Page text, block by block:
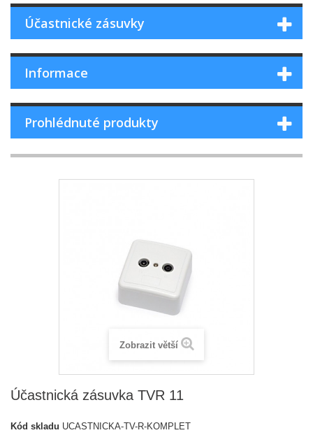
Účastnické zásuvky
Informace
Prohlédnuté produkty
Zobrazit větší
Účastnická zásuvka TVR 11
Kód skladu UCASTNICKA-TV-R-KOMPLET